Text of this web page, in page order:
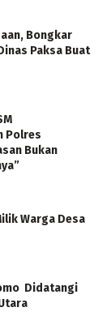
Bongkar
Paksa Buat
Polres
Bukan
Warga Desa
Didatangi